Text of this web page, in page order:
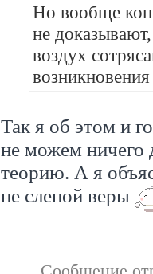
Но вообще
не
воздух
Так я об этом и
не можем ничего
теорию. А я
не слепой веры